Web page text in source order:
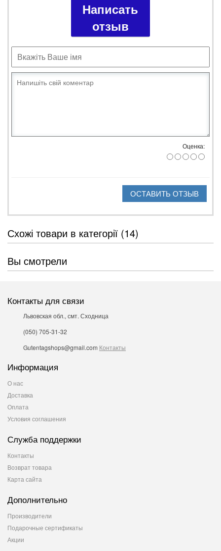
Написать
отзыв
Оценка:
ОСТАВИТЬ ОТЗЫВ
Схожі товари в категорії (14)
Вы смотрели
Контакты для связи
Львовская обл., смт. Сходница
(050) 705-31-32
Gutentagshops@gmail.com Контакты
Информация
О нас
Доставка
Оплата
Условия соглашения
Служба поддержки
Контакты
Возврат товара
Карта сайта
Дополнительно
Производители
Подарочные сертификаты
Акции